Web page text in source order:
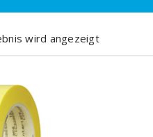
wird angezeigt